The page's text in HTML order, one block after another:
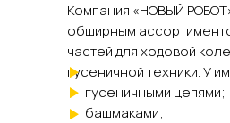
Компания «НОВЫЙ
обширным
частей для ходовой
гусеничной техники. У
гусеничными цепями;
башмаками;